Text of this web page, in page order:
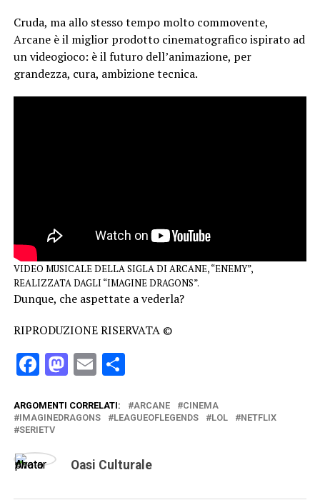
Cruda, ma allo stesso tempo molto commovente,
Arcane è il miglior prodotto cinematografico ispirato ad
un videogioco: è il futuro dell’animazione, per
grandezza, cura, ambizione tecnica.
VIDEO MUSICALE DELLA SIGLA DI ARCANE, “ENEMY”,
REALIZZATA DAGLI “IMAGINE DRAGONS”.
Dunque, che aspettate a vederla?
RIPRODUZIONE RISERVATA ©
Facebook
Mastodon
Email
ARGOMENTI CORRELATI: ARCANE
CINEMA
IMAGINEDRAGONS
LEAGUEOFLEGENDS LOL
NETFLIX
SERIETV
Oasi Culturale